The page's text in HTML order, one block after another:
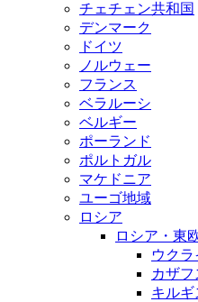
チェチェン共和国
デンマーク
ドイツ
ノルウェー
フランス
ベラルーシ
ベルギー
ポーランド
ポルトガル
マケドニア
ユーゴ地域
ロシア
ロシア・東
ウクラ
カザ
キルギ